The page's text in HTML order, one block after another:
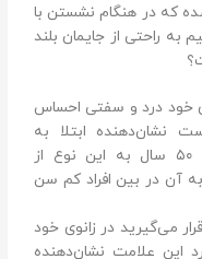
که در هنگام نشستن با
راحتی از جایمان بلند
خود درد و سفتی احساس
نشان‌دهنده ابتلا به
آرتروز باشد. معمولا افراد بالای ۵۰ سال به این نوع از
آن در بین افراد کم سن
می‌گیرید در زانوی خود
این علامت نشان‌دهنده